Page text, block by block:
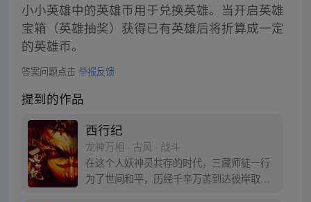
小小英雄中的英雄币用于兑换英雄。当开启英雄
宝箱（英雄抽奖）获得已有英雄后将折算成一定
的英雄币。
答案问题点击 举报反馈
提到的作品
西行纪
龙神万相 · 古风 · 战斗
在这个人妖神灵共存的时代，三藏师徒一行
为了世间和平，历经千辛万苦到达彼岸取